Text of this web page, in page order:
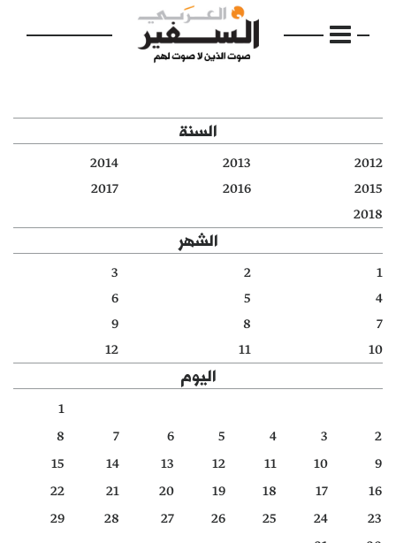
الرئيسية
مواضيع
دفاتر
الأرشيف
السنة
2012
2013
2014
2015
2016
2017
2018
الشهر
1
2
3
4
5
6
7
8
9
10
11
12
اليوم
1
2
3
4
5
6
7
8
9
10
11
12
13
14
15
16
17
18
19
20
21
22
23
24
25
26
27
28
29